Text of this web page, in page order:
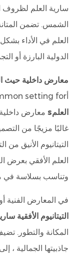
سارية العلم لظروف
الشمس. تضمن المتانة
العلم في الأداء
الدولية البارزة أو
معارض داخلية حيث
أnother common setting for
العلمs
معارض
غالبًا مزيجًا من
التيتانيوم الأنيق من
العلم الأفقي بعرض
وتناسب بسلاسة في
في المعارض الفنية
التيتانيوم الأفقية
المكانة والتطور.
جاذبيتها الجمالية